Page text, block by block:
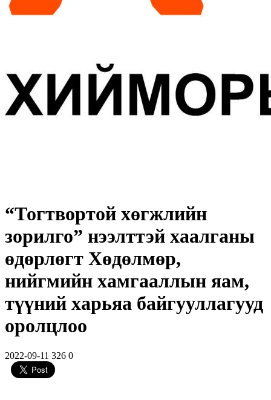
“Тогтвортой хөгжлийн
зорилго” нээлттэй хаалганы
өдөрлөгт Хөдөлмөр,
нийгмийн хамгааллын яам,
түүний харьяа байгууллагууд
оролцлоо
2022-09-11 326 0